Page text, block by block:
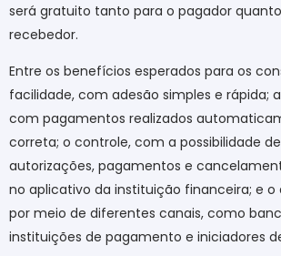
será gratuito tanto para o pagador
recebedor.
Entre os benefícios esperados para os
facilidade, com adesão simples e rápida;
com pagamentos realizados
correta; o controle, com a possibilidade
autorizações, pagamentos e
no aplicativo da instituição financeira; e o
por meio de diferentes canais, como
instituições de pagamento e iniciadores